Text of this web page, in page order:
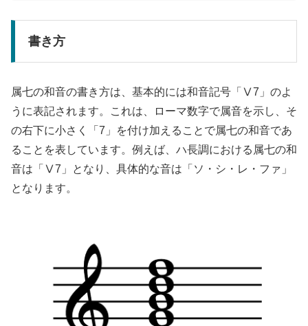
書き方
属七の和音の書き方は、基本的には和音記号「Ⅴ7」のよ
うに表記されます。これは、ローマ数字で属音を示し、そ
の右下に小さく「7」を付け加えることで属七の和音であ
ることを表しています。例えば、ハ長調における属七の和
音は「Ⅴ7」となり、具体的な音は「ソ・シ・レ・ファ」
となります。